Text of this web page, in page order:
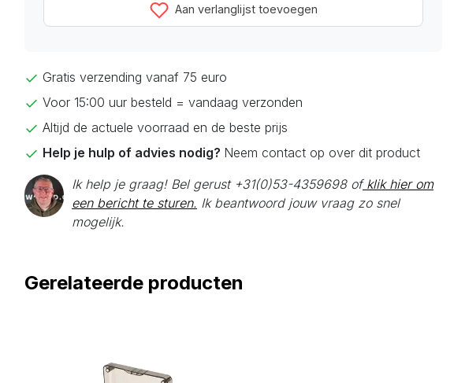
Aan verlanglijst toevoegen
Gratis verzending vanaf 75 euro
Voor 15:00 uur besteld = vandaag verzonden
Altijd de actuele voorraad en de beste prijs
Help je hulp of advies nodig? Neem contact op over dit product
Ik help je graag! Bel gerust +31(0)53-4359698 ofklik hier om
een bericht te sturen. Ik beantwoord jouw vraag zo snel
mogelijk.
Gerelateerde producten